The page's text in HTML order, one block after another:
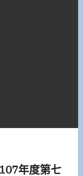
年度第七